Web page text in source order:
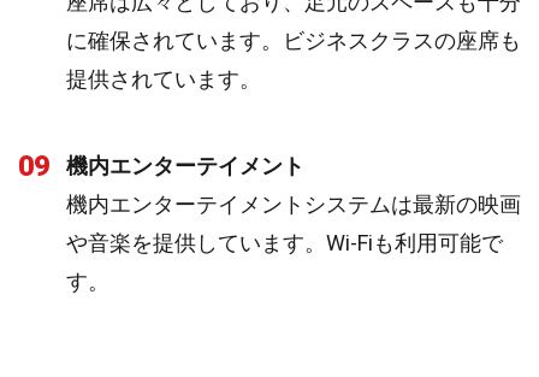
に確保されています。ビジネスクラスの座席も
提供されています。
09
機内エンターテイメント
機内エンターテイメントシステムは最新の映画
や音楽を提供しています。Wi-Fiも利用可能で
す。